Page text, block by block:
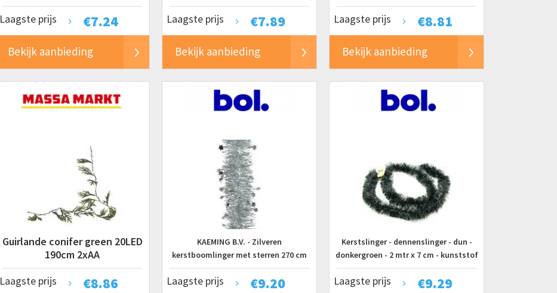
€7.24
Laagste prijs
Bekijk aanbieding
€7.89
Laagste prijs
Bekijk aanbieding
kerstversiering
€8.81
Laagste prijs
Bekijk aanbieding
Guirlande conifer green 20LED
190cm 2xAA
€8.86
Laagste prijs
KAEMING B.V. - Zilveren
kerstboomlinger met sterren 270 cm
kerstdecoratie
€9.20
Laagste prijs
Kerstslinger - dennenslinger - dun -
donkergroen - 2 mtr x 7 cm - kunststof
€9.29
Laagste prijs